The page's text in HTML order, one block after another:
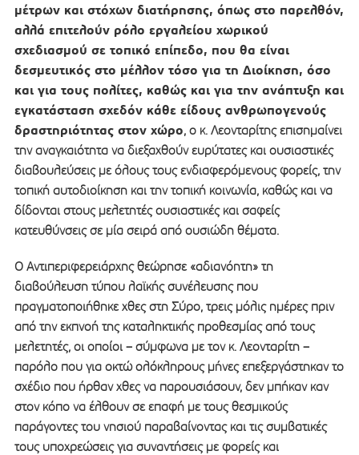
μέτρων και στόχων διατήρησης, όπως στο παρελθόν,
αλλά επιτελούν ρόλο εργαλείου χωρικού
σχεδιασμού σε τοπικό επίπεδο, που θα είναι
δεσμευτικός στο μέλλον τόσο για τη Διοίκηση, όσο
και για τους πολίτες, καθώς και για την ανάπτυξη και
εγκατάσταση σχεδόν κάθε είδους ανθρωπογενούς
δραστηριότητας στον χώρο, ο κ. Λεονταρίτης επισημαίνει
την αναγκαιότητα να διεξαχθούν ευρύτατες και ουσιαστικές
διαβουλεύσεις με όλους τους ενδιαφερόμενους φορείς, την
τοπική αυτοδιοίκηση και την τοπική κοινωνία, καθώς και να
δίδονται στους μελετητές ουσιαστικές και σαφείς
κατευθύνσεις σε μία σειρά από ουσιώδη θέματα.
Ο Αντιπεριφερειάρχης θεώρησε «αδιανόητη» τη
διαβούλευση τύπου λαϊκής συνέλευσης που
πραγματοποιήθηκε χθες στη Σύρο, τρεις μόλις ημέρες πριν
από την εκπνοή της καταληκτικής προθεσμίας από τους
μελετητές, οι οποίοι – σύμφωνα με τον κ. Λεονταρίτη –
παρόλο που για οκτώ ολόκληρους μήνες επεξεργάστηκαν το
σχέδιο που ήρθαν χθες να παρουσιάσουν, δεν μπήκαν καν
στον κόπο να έλθουν σε επαφή με τους θεσμικούς
παράγοντες του νησιού παραβαίνοντας και τις συμβατικές
τους υποχρεώσεις για συναντήσεις με φορείς και